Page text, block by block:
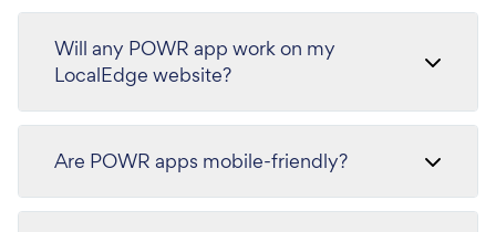
Will any POWR app work on my
LocalEdge website?
Are POWR apps mobile-friendly?